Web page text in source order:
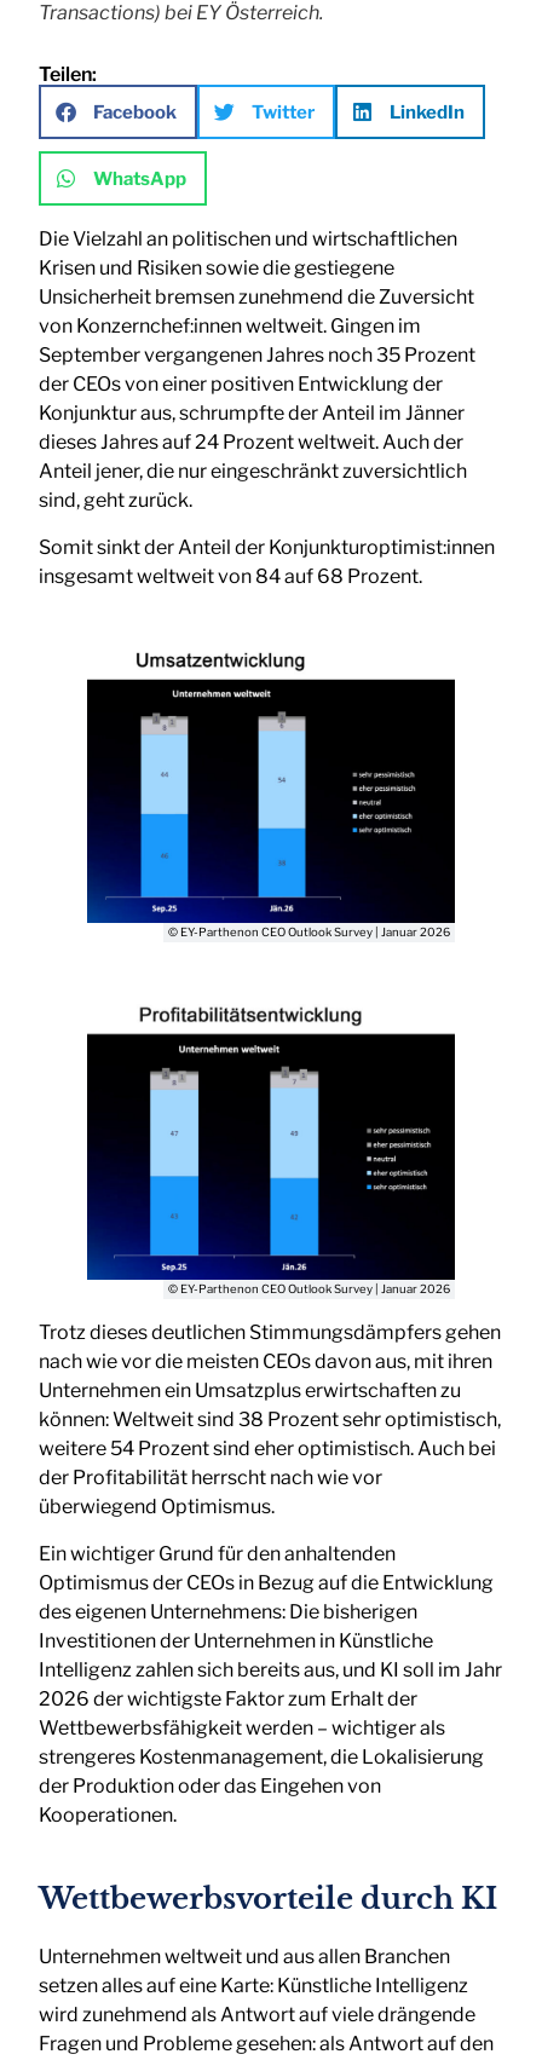
Transactions) bei EY Österreich.
Teilen:
Facebook Twitter LinkedIn
WhatsApp
Die Vielzahl an politischen und wirtschaftlichen
Krisen und Risiken sowie die gestiegene
Unsicherheit bremsen zunehmend die Zuversicht
von Konzernchef:innen weltweit. Gingen im
September vergangenen Jahres noch 35 Prozent
der CEOs von einer positiven Entwicklung der
Konjunktur aus, schrumpfte der Anteil im Jänner
dieses Jahres auf 24 Prozent weltweit. Auch der
Anteil jener, die nur eingeschränkt zuversichtlich
sind, geht zurück.
Somit sinkt der Anteil der Konjunkturoptimist:innen
insgesamt weltweit von 84 auf 68 Prozent.
© EY-Parthenon CEO Outlook Survey | Januar 2026
© EY-Parthenon CEO Outlook Survey | Januar 2026
Trotz dieses deutlichen Stimmungsdämpfers gehen
nach wie vor die meisten CEOs davon aus, mit ihren
Unternehmen ein Umsatzplus erwirtschaften zu
können: Weltweit sind 38 Prozent sehr optimistisch,
weitere 54 Prozent sind eher optimistisch. Auch bei
der Profitabilität herrscht nach wie vor
überwiegend Optimismus.
Ein wichtiger Grund für den anhaltenden
Optimismus der CEOs in Bezug auf die Entwicklung
des eigenen Unternehmens: Die bisherigen
Investitionen der Unternehmen in Künstliche
Intelligenz zahlen sich bereits aus, und KI soll im Jahr
2026 der wichtigste Faktor zum Erhalt der
Wettbewerbsfähigkeit werden – wichtiger als
strengeres Kostenmanagement, die Lokalisierung
der Produktion oder das Eingehen von
Kooperationen.
Wettbewerbsvorteile durch KI
Unternehmen weltweit und aus allen Branchen
setzen alles auf eine Karte: Künstliche Intelligenz
wird zunehmend als Antwort auf viele drängende
Fragen und Probleme gesehen: als Antwort auf den